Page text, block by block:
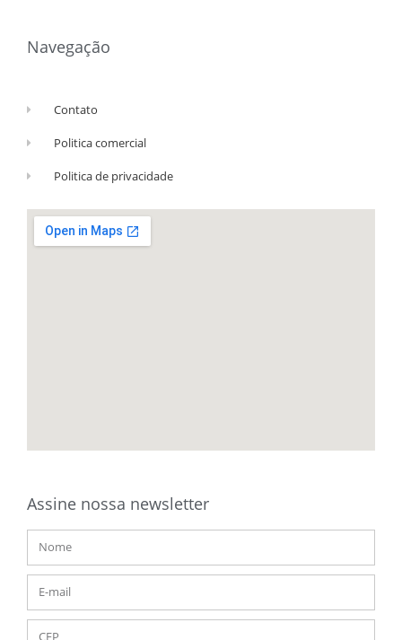
Navegação
Contato
Politica comercial
Politica de privacidade
Assine nossa newsletter